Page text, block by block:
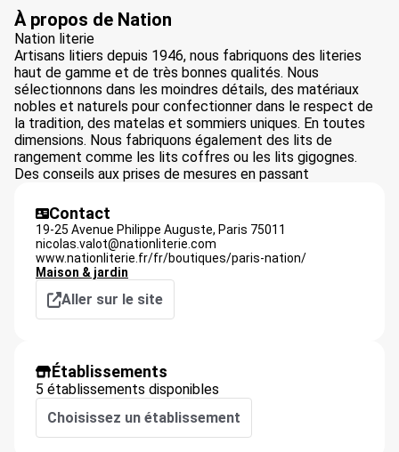
À propos de Nation
Nation literie
Artisans litiers depuis 1946, nous fabriquons des literies
haut de gamme et de très bonnes qualités. Nous
sélectionnons dans les moindres détails, des matériaux
nobles et naturels pour confectionner dans le respect de
la tradition, des matelas et sommiers uniques. En toutes
dimensions. Nous fabriquons également des lits de
rangement comme les lits coffres ou les lits gigognes.
Des conseils aux prises de mesures en passant
Contact
19-25 Avenue Philippe Auguste, Paris 75011
nicolas.valot@nationliterie.com
www.nationliterie.fr/fr/boutiques/paris-nation/
Maison & jardin
Aller sur le site
Établissements
5 établissements disponibles
Choisissez un établissement